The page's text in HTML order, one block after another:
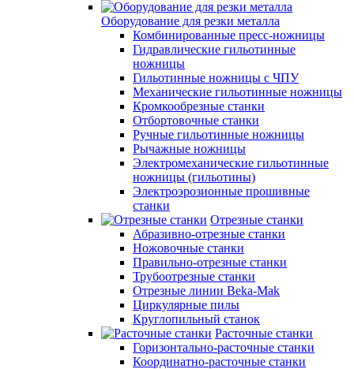
Оборудование для резки металла
Комбинированные пресс-ножницы
Гидравлические гильотинные
ножницы
Гильотинные ножницы с ЧПУ
Механические гильотинные ножницы
Кромкообрезные станки
Отбортовочные станки
Ручные гильотинные ножницы
Рычажные ножницы
Электромеханические гильотинные
ножницы (гильотины)
Электроэрозионные прошивные
станки
Отрезные станки
Абразивно-отрезные станки
Ножовочные станки
Правильно-отрезные станки
Трубоотрезные станки
Отрезные линии Beka-Mak
Циркулярные пилы
Круглопильный станок
Расточные станки
Горизонтально-расточные станки
Координатно-расточные станки